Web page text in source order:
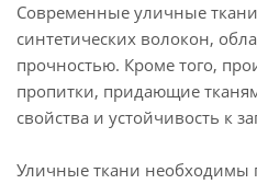
Современные уличные
синтетических волокон,
прочностью. Кроме того,
пропитки, придающие
свойства и устойчивость к
Уличные ткани необходимы